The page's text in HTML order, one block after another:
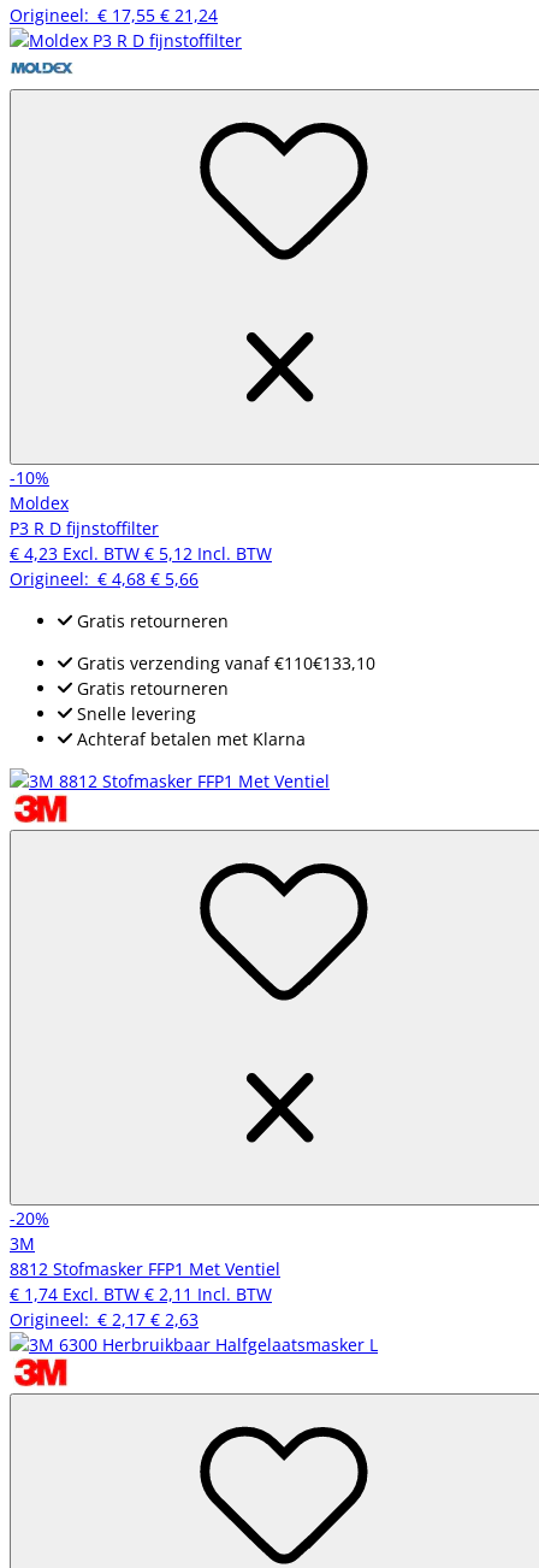
Origineel: € 17,55 € 21,24
-10%
Moldex
P3 R D fijnstoffilter
€ 4,23 Excl. BTW € 5,12 Incl. BTW
Origineel: € 4,68 € 5,66
Gratis retourneren
Gratis verzending vanaf€110€133,10
Gratis retourneren
Snelle levering
Achteraf betalen met Klarna
-20%
3M
8812 Stofmasker FFP1 Met Ventiel
€ 1,74 Excl. BTW € 2,11 Incl. BTW
Origineel: € 2,17 € 2,63